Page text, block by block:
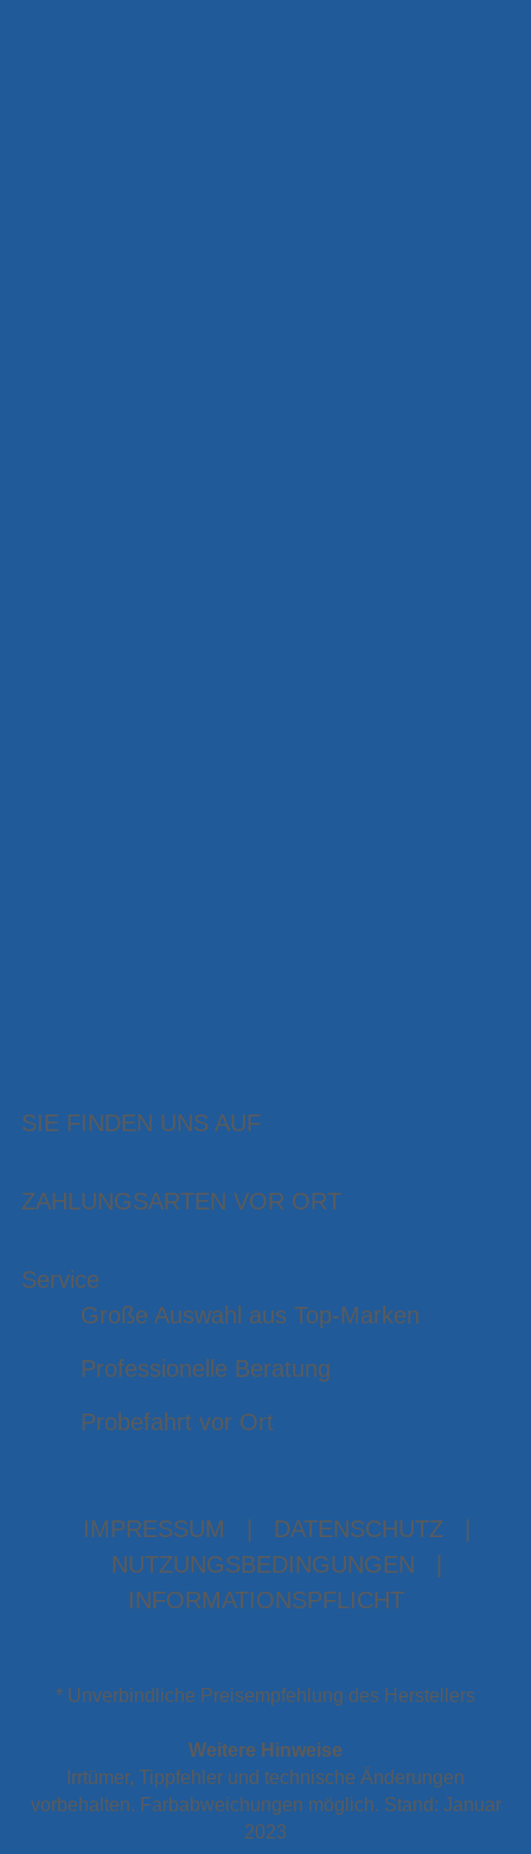
SIE FINDEN UNS AUF
ZAHLUNGSARTEN VOR ORT
Service
Große Auswahl aus Top-Marken
Professionelle Beratung
Probefahrt vor Ort
IMPRESSUM DATENSCHUTZ
NUTZUNGSBEDINGUNGEN
INFORMATIONSPFLICHT
* Unverbindliche Preisempfehlung des Herstellers
Weitere Hinweise
Irrtümer, Tippfehler und technische Änderungen
vorbehalten. Farbabweichungen möglich. Stand: Januar
2023